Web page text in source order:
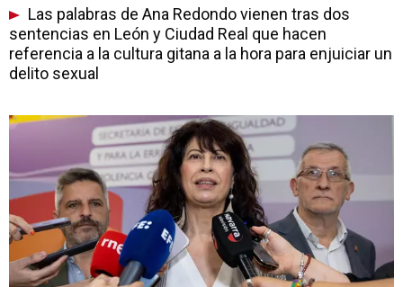
Las palabras de Ana Redondo vienen tras dos
sentencias en León y Ciudad Real que hacen
referencia a la cultura gitana a la hora para enjuiciar un
delito sexual